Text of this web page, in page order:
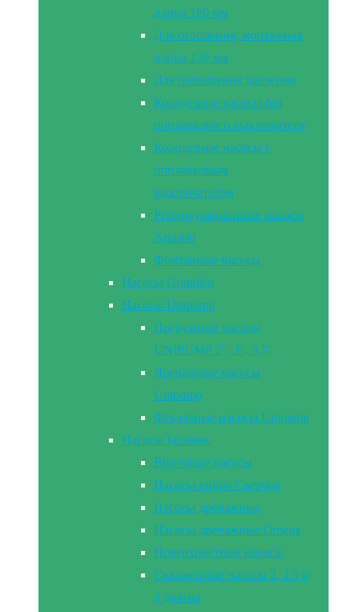
длина 180 мм
Для отопления, монтажная
длина 130 мм
Для повышения давления
Колодезные насосы без
поплавкового выключателя
Колодезные насосы с
поплавковым
выключателем
Рециркуляционные насосы
Aquario
Фонтанные насосы
Насосы Grundfos
Насосы Unipump
Погружные насосы
UNIPUMP 2″, 3″, 3,5″
Дренажные насосы
Unipump
Фекальные насосы Unipump
Насосы Беламос
Винтовые насосы
Насосы вибро Сверчок
Насосы дренажные
Насосы дренажные Omega
Поверхностные насосы
Скваженные насосы 2, 2.5 и
3 дюйма